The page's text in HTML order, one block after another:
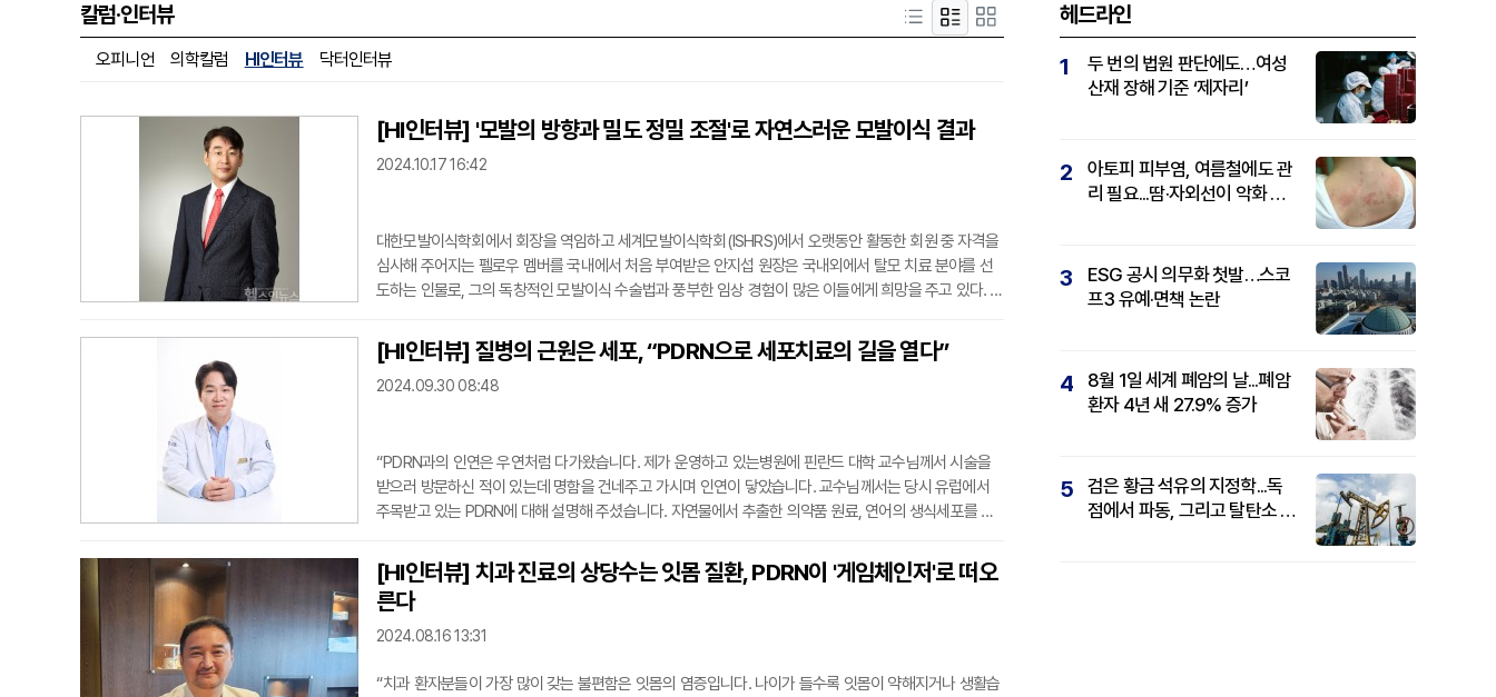
칼럼·인터뷰
오피니언 의학칼럼 HI인터뷰 닥터인터뷰
[HI인터뷰] '모발의 방향과 밀도 정밀 조절'로 자연스러운 모발이식 결과
2024.10.17 16:42
대한모발이식학회에서 회장을 역임하고 세계모발이식학회(ISHRS)에서 오랫동안 활동한 회원 중 자격을
심사해 주어지는 펠로우 멤버를 국내에서 처음 부여받은 안지섭 원장은 국내외에서 탈모 치료 분야를 선
도하는 인물로, 그의 독창적인 모발이식 수술법과 풍부한 임상 경험이 많은 이들에게 희망을 주고 있다. 또
외래교수로 활동하며 모발이식 관련 연구에 매진하고 있으며, 세계모발이식학회에서 First Place Winner
와 Second Place Winner를 수상하며 그 실력을 입증했다. 안지섭 원장을 직접 만나 그의 수술 노하우와
경력, 그리고 수
[HI인터뷰] 질병의 근원은 세포, “PDRN으로 세포치료의 길을 열다”
2024.09.30 08:48
“PDRN과의 인연은 우연처럼 다가왔습니다. 제가 운영하고 있는병원에 핀란드 대학 교수님께서 시술을
받으러 방문하신 적이 있는데 명함을 건네주고 가시며 인연이 닿았습니다. 교수님께서는 당시 유럽에서
주목받고 있는 PDRN에 대해 설명해 주셨습니다. 자연물에서 추출한 의약품 원료, 연어의 생식세포를 통
로는 한계를 느끼며 새로운 물질을 갈구하던 와중에 유럽에서 PDRN 물질을 구입해 테스트를 한 결과 효
과가 좋았습니다. 많은 시간 학습과 조사를 통해 PDRN에서 미래에 대한 기회를 봤고 의학전문가로서 지
나칠 수 없었습니다.”김덕
[HI인터뷰] 치과 진료의 상당수는 잇몸 질환, PDRN이 '게임체인저'로 떠오
른다
2024.08.16 13:31
“치과 환자분들이 가장 많이 갖는 불편함은 잇몸의 염증입니다. 나이가 들수록 잇몸이 약해지거나 생활습
헤드라인
1
두 번의 법원 판단에도…여성
산재 장해 기준 ‘제자리’
2
아토피 피부염, 여름철에도 관
리 필요...땀·자외선이 악화 요
3
ESG 공시 의무화 첫발…스코
프3 유예·면책 논란
4
8월 1일 세계 폐암의 날...폐암
환자 4년 새 27.9% 증가
5
검은 황금 석유의 지정학...독
점에서 파동, 그리고 탈탄소 패